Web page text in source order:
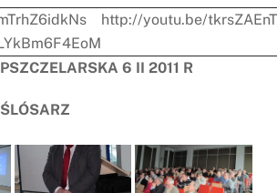
http://youtu.be/
6 II 2011 R